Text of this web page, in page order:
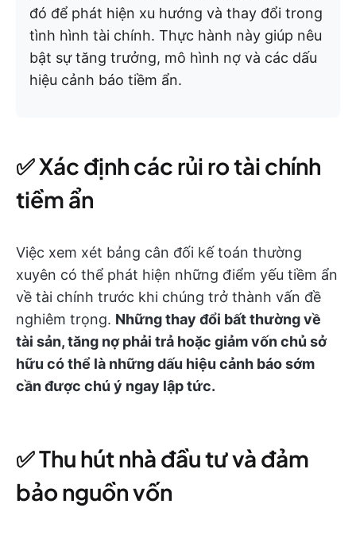
đó để phát hiện xu hướng và thay đổi trong
tình hình tài chính. Thực hành này giúp nêu
bật sự tăng trưởng, mô hình nợ và các dấu
hiệu cảnh báo tiềm ẩn.
✅ Xác định các rủi ro tài chính
tiềm ẩn
Việc xem xét bảng cân đối kế toán thường
xuyên có thể phát hiện những điểm yếu tiềm ẩn
về tài chính trước khi chúng trở thành vấn đề
nghiêm trọng. Những thay đổi bất thường về
tài sản, tăng nợ phải trả hoặc giảm vốn chủ sở
hữu có thể là những dấu hiệu cảnh báo sớm
cần được chú ý ngay lập tức.
✅ Thu hút nhà đầu tư và đảm
bảo nguồn vốn